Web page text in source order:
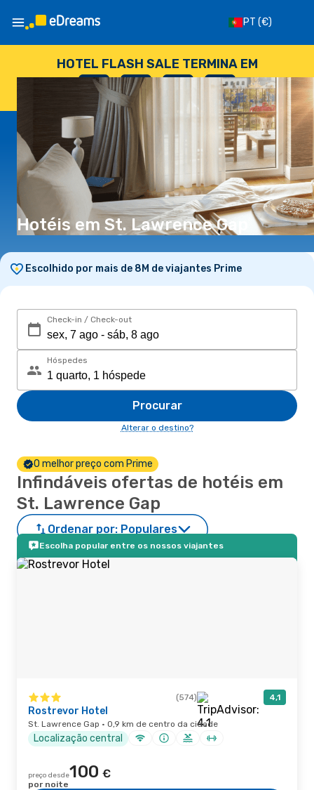
PT (€)
HOTEL FLASH SALE TERMINA EM
--
DIAS
: --
HORAS
: --
SEGUNDOS
Hotéis em St. Lawrence Gap
Escolhido por mais de 8M de viajantes Prime
Check-in / Check-out
Hóspedes
Procurar
Alterar o destino?
O melhor preço com Prime
Infindáveis ofertas de hotéis em
St. Lawrence Gap
Ordenar por: Populares
Escolha popular entre os nossos viajantes
(574) 4,1
Rostrevor Hotel
St. Lawrence Gap · 0,9 km de centro da cidade
Localização central
preço desde100 €
por noite